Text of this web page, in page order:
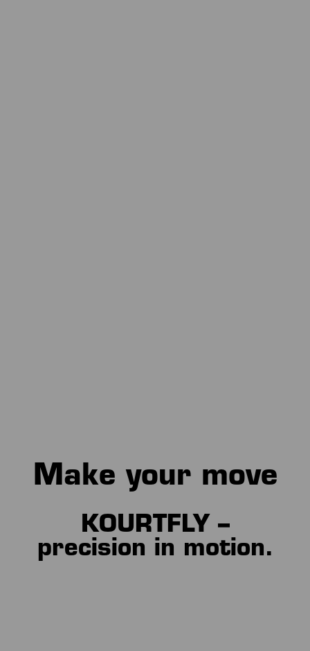
Make your move
KOURTFLY –
precision in motion.